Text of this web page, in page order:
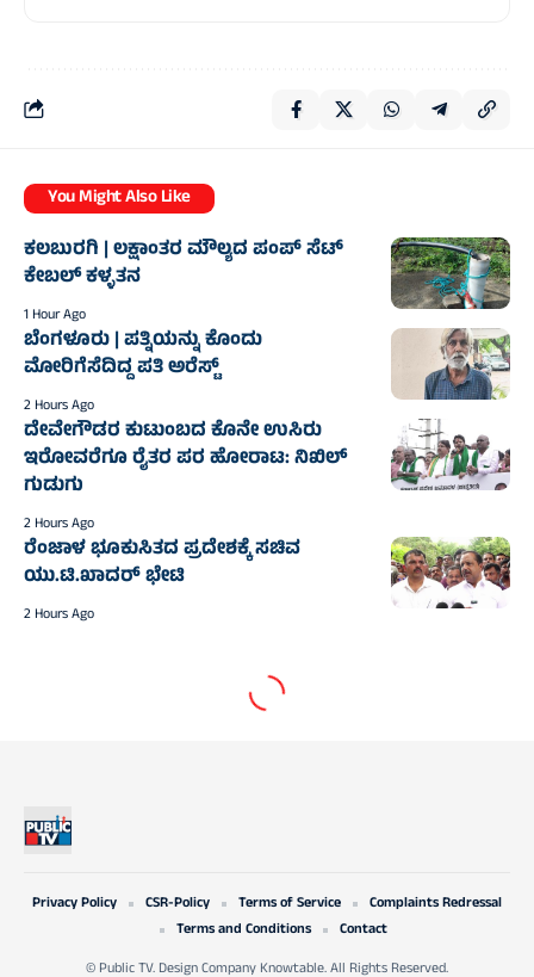
You Might Also Like
ಕಲಬುರಗಿ | ಲಕ್ಷಾಂತರ ಮೌಲ್ಯದ ಪಂಪ್ ಸೆಟ್
ಕೇಬಲ್ ಕಳ್ಳತನ
1 Hour Ago
ಬೆಂಗಳೂರು | ಪತ್ನಿಯನ್ನು ಕೊಂದು
ಮೋರಿಗೆಸೆದಿದ್ದ ಪತಿ ಅರೆಸ್ಟ್‌
2 Hours Ago
ದೇವೇಗೌಡರ ಕುಟುಂಬದ ಕೊನೇ ಉಸಿರು
ಇರೋವರೆಗೂ ರೈತರ ಪರ ಹೋರಾಟ: ನಿಖಿಲ್
ಗುಡುಗು
2 Hours Ago
ರೆಂಜಾಳ ಭೂಕುಸಿತದ ಪ್ರದೇಶಕ್ಕೆ ಸಚಿವ
ಯು.ಟಿ.ಖಾದರ್ ಭೇಟಿ
2 Hours Ago
© Public TV. Design Company Knowtable. All Rights Reserved.
Privacy Policy CSR-Policy Terms of Service
Complaints Redressal
Terms and Conditions
Contact